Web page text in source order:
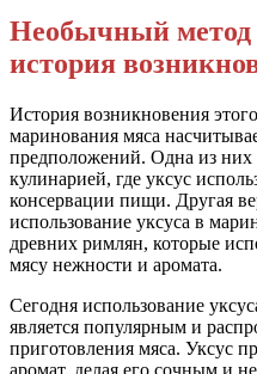
Необычный метод
история
История возникновения
маринования мяса
предположений. Одна из них
кулинарией, где уксус
консервации пищи. Другая
использование уксуса в
древних римлян, которые
мясу нежности и аромата.
Сегодня использование
является популярным и
приготовления мяса. Уксус
аромат, делая его сочным и